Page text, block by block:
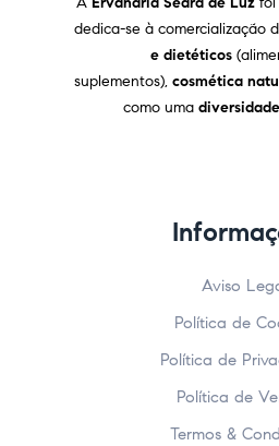
dedica-se à comercialização
e dietéticos
suplementos), cosmética
como uma
Aviso
Política de
Política de
Política de
Termos &